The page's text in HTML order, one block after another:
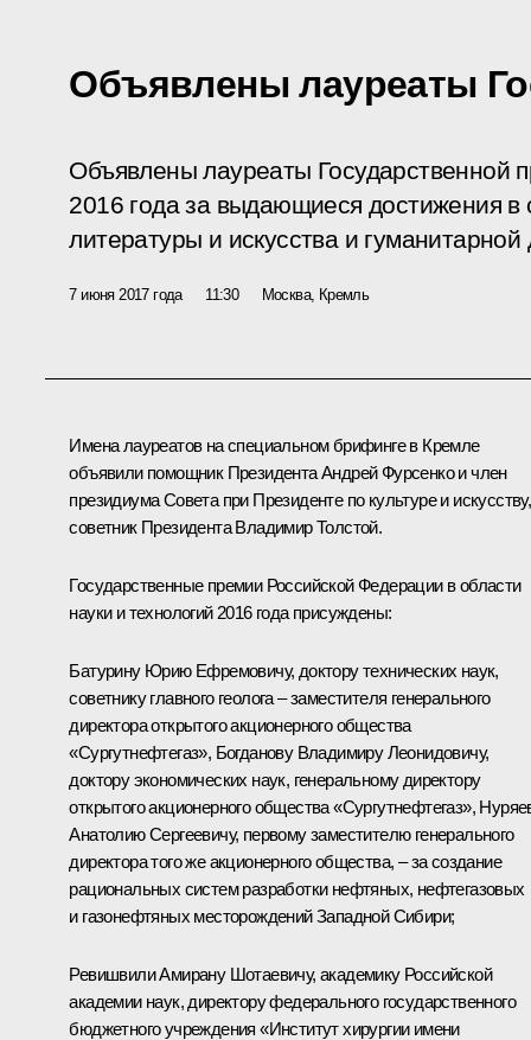
Объявлены лауреаты
Объявлены лауреаты Государственной
2016 года за выдающиеся достижения в
литературы и искусства и гуманитарной
7 июня 2017 года 11:30 Москва, Кремль
Имена лауреатов на специальном брифинге в Кремле
объявили помощник ПрезидентаАндрей Фурсенкои член
президиума Совета при Президенте по культуре и искусству,
советник ПрезидентаВладимир Толстой.
Государственные премии Российской Федерации в области
науки и технологий 2016 года присуждены:
Батурину Юрию Ефремовичу, доктору технических наук,
советнику главного геолога – заместителя генерального
директора открытого акционерного общества
«Сургутнефтегаз», Богданову Владимиру Леонидовичу,
доктору экономических наук, генеральному директору
открытого акционерного общества «Сургутнефтегаз»,
Анатолию Сергеевичу, первому заместителю генерального
директора того же акционерного общества, – за создание
рациональных систем разработки нефтяных, нефтегазовых
и газонефтяных месторождений Западной Сибири;
Ревишвили Амирану Шотаевичу, академику Российской
академии наук, директору федерального государственного
бюджетного учреждения «Институт хирургии имени